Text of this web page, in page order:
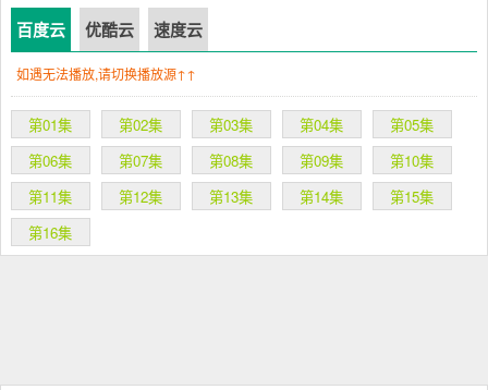
百度云 优酷云 速度云
如遇无法播放,请切换播放源↑↑
第01集 第02集 第03集 第04集
第05集
第06集
第07集 第08集 第09集
第10集
第11集
第12集 第13集 第14集
第15集
第16集